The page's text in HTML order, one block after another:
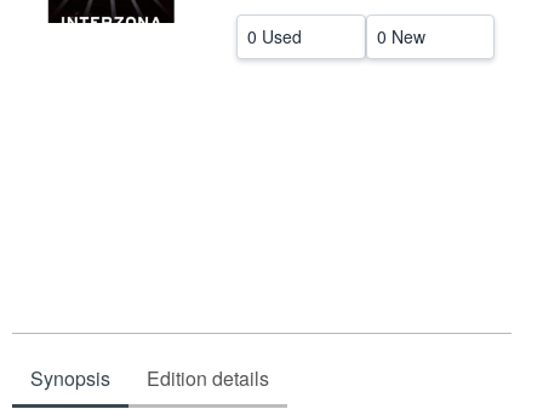
0 Used 0 New
Synopsis Edition details